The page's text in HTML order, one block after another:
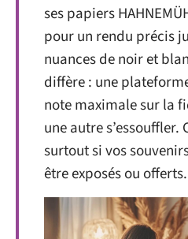
ses papiers
pour un rendu précis
nuances de noir et
diffère : une
note maximale sur la
une autre
surtout si vos
être exposés ou offerts.